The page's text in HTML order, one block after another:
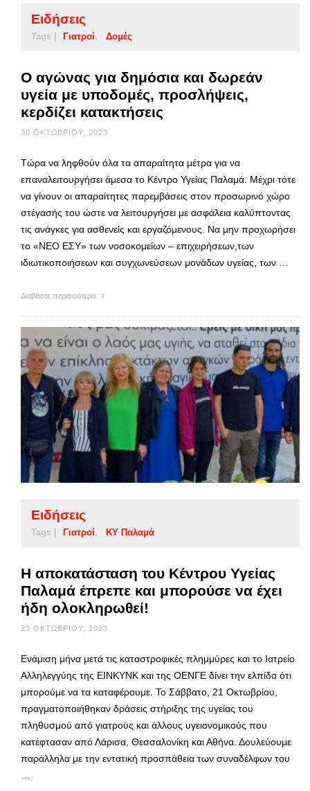
Ειδήσεις
Tags | Γιατροί Δομές
Ο αγώνας για δημόσια και δωρεάν
υγεία με υποδομές, προσλήψεις,
κερδίζει κατακτήσεις
30 ΟΚΤΩΒΡΊΟΥ, 2023
Τώρα να ληφθούν όλα τα απαραίτητα μέτρα για να
επαναλειτουργήσει άμεσα το Κέντρο Υγείας Παλαμά. Μέχρι τότε
να γίνουν οι απαραίτητες παρεμβάσεις στον προσωρινό χώρο
στέγασής του ώστε να λειτουργήσει με ασφάλεια καλύπτοντας
τις ανάγκες για ασθενείς και εργαζόμενους. Να μην προχωρήσει
το «ΝΕΟ ΕΣΥ» των νοσοκομείων – επιχειρήσεων,των
ιδιωτικοποιήσεων και συγχωνεύσεων μονάδων υγείας, των …
Διαβάστε περισσότερα
Ειδήσεις
Tags | Γιατροί ΚΥ Παλαμά
Η αποκατάσταση του Κέντρου Υγείας
Παλαμά έπρεπε και μπορούσε να έχει
ήδη ολοκληρωθεί!
23 ΟΚΤΩΒΡΊΟΥ, 2023
Ενάμιση μήνα μετά τις καταστροφικές πλημμύρες και το Ιατρείο
Αλληλεγγύης της ΕΙΝΚΥΝΚ και της ΟΕΝΓΕ δίνει την ελπίδα ότι
μπορούμε να τα καταφέρουμε. Το Σάββατο, 21 Οκτωβρίου,
πραγματοποιήθηκαν δράσεις στήριξης της υγείας του
πληθυσμού από γιατρούς και άλλους υγειονομικούς που
κατέφτασαν από Λάρισα, Θεσσαλονίκη και Αθήνα. Δουλεύουμε
παράλληλα με την εντατική προσπάθεια των συναδέλφων του